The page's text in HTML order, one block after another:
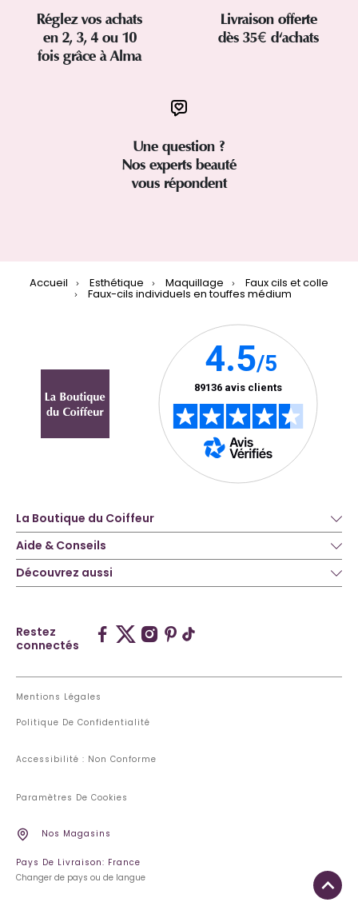
Réglez vos achats
en 2, 3, 4 ou 10
fois grâce à Alma
Livraison offerte
dès 35€ d'achats
Une question ?
Nos experts beauté
vous répondent
Accueil Esthétique Maquillage Faux cils et colle
Faux-cils individuels en touffes médium
La Boutique du Coiffeur
Aide & Conseils
Découvrez aussi
Restez
connectés
Mentions Légales
Politique De Confidentialité
Accessibilité : Non Conforme
Paramètres De Cookies
Nos Magasins
Pays De Livraison: France
Changer de pays ou de langue